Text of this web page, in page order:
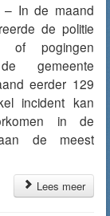
– In de maand
de politie
of pogingen
gemeente
eerder 129
incident kan
in de
de meest
Lees meer